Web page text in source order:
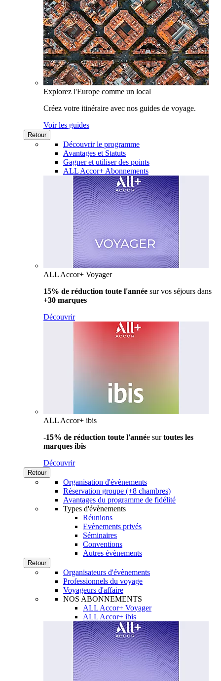
Explorez l'Europe comme un local
Créez votre itinéraire avec nos guides de voyage.
Voir les guides
Retour
Découvrir le programme
Avantages et Statuts
Gagner et utiliser des points
ALL Accor+ Abonnements
ALL Accor+ Voyager
15% de réduction toute l'année sur vos séjours dans
+30 marques
Découvrir
ALL Accor+ ibis
-15% de réduction toute l'année surtoutes les
marques ibis
Découvrir
Retour
Organisation d'évènements
Réservation groupe (+8 chambres)
Avantages du programme de fidélité
Types d'évènements
Réunions
Evènements privés
Séminaires
Conventions
Autres évènements
Retour
Organisateurs d'évènements
Professionnels du voyage
Voyageurs d'affaire
NOS ABONNEMENTS
ALL Accor+ Voyager
ALL Accor+ ibis